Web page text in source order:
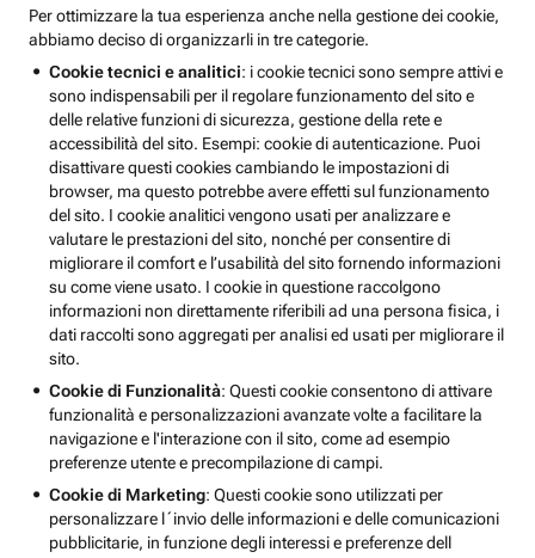
Per ottimizzare la tua esperienza anche nella gestione dei cookie,
abbiamo deciso di organizzarli in tre categorie.
Cookie tecnici e analitici: i cookie tecnici sono sempre attivi e
sono indispensabili per il regolare funzionamento del sito e
delle relative funzioni di sicurezza, gestione della rete e
accessibilità del sito. Esempi: cookie di autenticazione. Puoi
disattivare questi cookies cambiando le impostazioni di
browser, ma questo potrebbe avere effetti sul funzionamento
del sito. I cookie analitici vengono usati per analizzare e
valutare le prestazioni del sito, nonché per consentire di
migliorare il comfort e l’usabilità del sito fornendo informazioni
su come viene usato. I cookie in questione raccolgono
informazioni non direttamente riferibili ad una persona fisica, i
dati raccolti sono aggregati per analisi ed usati per migliorare il
sito.
Cookie di Funzionalità: Questi cookie consentono di attivare
funzionalità e personalizzazioni avanzate volte a facilitare la
navigazione e l'interazione con il sito, come ad esempio
preferenze utente e precompilazione di campi.
Cookie di Marketing: Questi cookie sono utilizzati per
personalizzare l´invio delle informazioni e delle comunicazioni
pubblicitarie, in funzione degli interessi e preferenze dell